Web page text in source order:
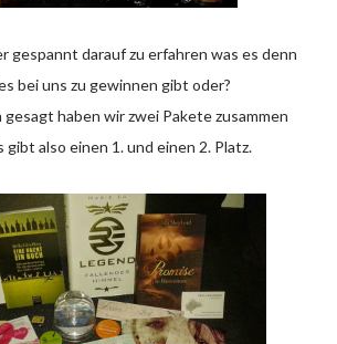
bei uns zu gewinnen gibt oder?
gibt also einen 1. und einen 2. Platz.